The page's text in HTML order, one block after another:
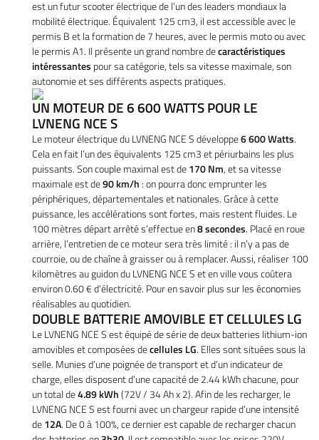
Accueil
Vélos
– Scooters
location
UNE
01 30 43 50
est un futur scooter électrique de l’un des leaders mondiaux la
mobilité électrique. Équivalent 125 cm3, il est accessible avec le
permis B et la formation de 7 heures, avec le permis moto ou avec
le permis A1. Il présente un grand nombre decaractéristiques
intéressantes pour sa catégorie, tels sa vitesse maximale, son
autonomie et ses différents aspects pratiques.
UN MOTEUR DE 6 600 WATTS POUR LE
LVNENG NCE S
Le moteur électrique du LVNENG NCE S développe6 600 Watts.
Cela en fait l’un des équivalents 125 cm3 et périurbains les plus
puissants. Son couple maximal est de170 Nm, et sa vitesse
maximale est de90 km/h : on pourra donc emprunter les
périphériques, départementales et nationales. Grâce à cette
puissance, les accélérations sont fortes, mais restent fluides. Le
100 mètres départ arrêté s’effectue en8 secondes. Placé en roue
arrière, l’entretien de ce moteur sera très limité : il n’y a pas de
courroie, ou de chaîne à graisser ou à remplacer. Aussi, réaliser 100
kilomètres au guidon du LVNENG NCE S et en ville vous coûtera
environ 0.60 € d’électricité. Pour en savoir plus sur les économies
réalisables au quotidien.
DOUBLE BATTERIE AMOVIBLE ET CELLULES LG
Le LVNENG NCE S est équipé de série de deux batteries lithium-ion
amovibles et composées decellules LG. Elles sont situées sous la
selle. Munies d’une poignée de transport et d’un indicateur de
charge, elles disposent d’une capacité de 2.44 kWh chacune, pour
un total de4.89 kWh(72V / 34 Ah x 2). Afin de les recharger, le
LVNENG NCE S est fourni avec un chargeur rapide d’une intensité
de12A. De 0 à 100%, ce dernier est capable de recharger chacun